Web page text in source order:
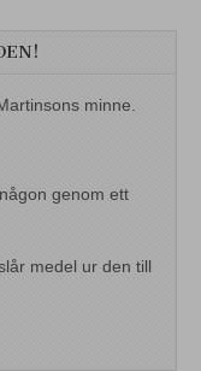
minne.
genom ett
medel ur den till